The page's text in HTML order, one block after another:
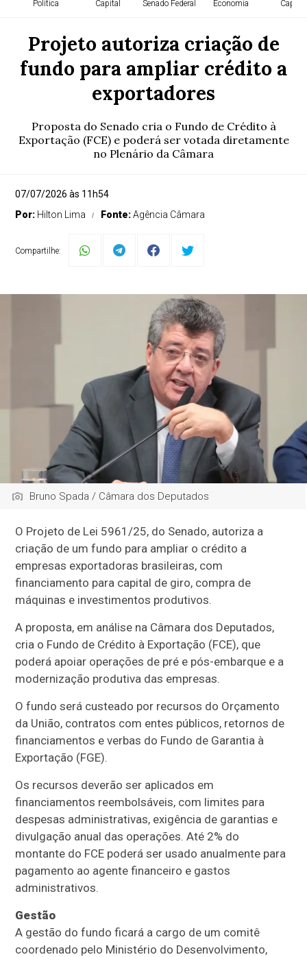
Política Capital Senado Federal Economia Capital
Projeto autoriza criação de
fundo para ampliar crédito a
exportadores
Proposta do Senado cria o Fundo de Crédito à
Exportação (FCE) e poderá ser votada diretamente
no Plenário da Câmara
07/07/2026 às 11h54
Por: Hilton Lima Fonte:Agência Câmara
Compartilhe:
Bruno Spada / Câmara dos Deputados
O Projeto de Lei 5961/25, do Senado, autoriza a
criação de um fundo para ampliar o crédito a
empresas exportadoras brasileiras, com
financiamento para capital de giro, compra de
máquinas e investimentos produtivos.
A proposta, em análise na Câmara dos Deputados,
cria o Fundo de Crédito à Exportação (FCE), que
poderá apoiar operações de pré e pós-embarque e a
modernização produtiva das empresas.
O fundo será custeado por recursos do Orçamento
da União, contratos com entes públicos, retornos de
financiamentos e verbas do Fundo de Garantia à
Exportação (FGE).
Os recursos deverão ser aplicados em
financiamentos reembolsáveis, com limites para
despesas administrativas, exigência de garantias e
divulgação anual das operações. Até 2% do
montante do FCE poderá ser usado anualmente para
pagamento ao agente financeiro e gastos
administrativos.
Gestão
A gestão do fundo ficará a cargo de um comitê
coordenado pelo Ministério do Desenvolvimento,